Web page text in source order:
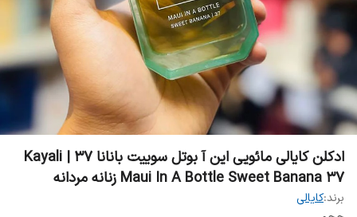
ادکلن کایالی مائویی این آ بوتل سوییت بانانا 37 | Kayali
Maui In A Bottle Sweet Banana 37 زنانه مردانه
برند:کایالی